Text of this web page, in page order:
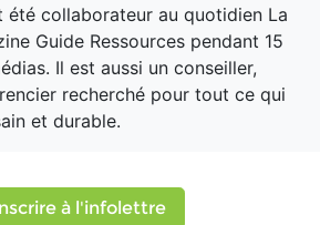
été collaborateur au quotidien La
Guide Ressources pendant 15
Il est aussi un conseiller,
recherché pour tout ce qui
et durable.
à l'infolettre